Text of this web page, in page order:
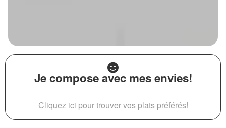
Je compose avec mes envies!
Cliquez ici pour trouver vos plats préférés!